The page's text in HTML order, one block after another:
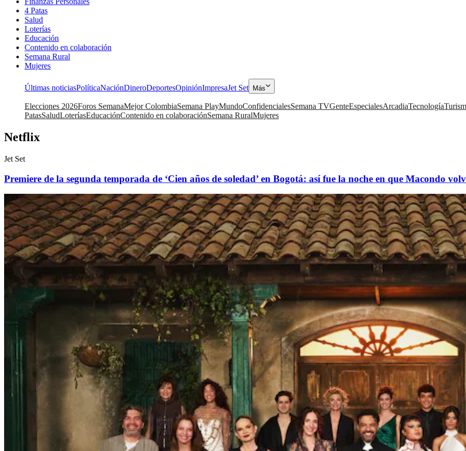
4 Patas
Salud
Loterías
Educación
Contenido en colaboración
Semana Rural
Mujeres
Últimas noticiasPolíticaNaciónDineroDeportesOpiniónImpresaJet Set Más
Elecciones 2026Foros SemanaMejor ColombiaSemana PlayMundoConfidencialesSemana TVGenteEspecialesArcadiaTecnología
PatasSaludLoteríasEducaciónContenido en colaboraciónSemana RuralMujeres
Netflix
Jet Set
Premiere de la segunda temporada de ‘Cien años de soledad’ en Bogotá: así fue la noche en que Macondo